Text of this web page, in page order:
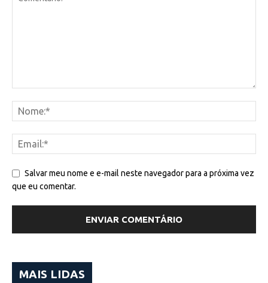
Salvar meu nome e e-mail neste navegador para a próxima vez
que eu comentar.
MAIS LIDAS